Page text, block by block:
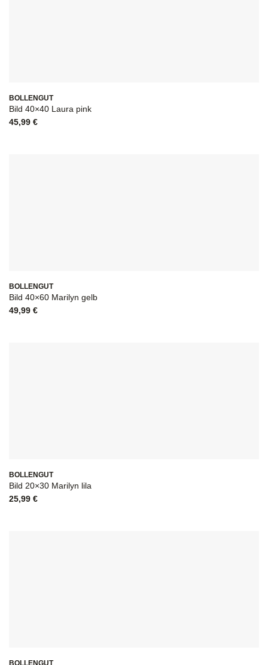
BOLLENGUT
Bild 40×40 Laura pink
45,99 €
BOLLENGUT
Bild 40×60 Marilyn gelb
49,99 €
BOLLENGUT
Bild 20×30 Marilyn lila
25,99 €